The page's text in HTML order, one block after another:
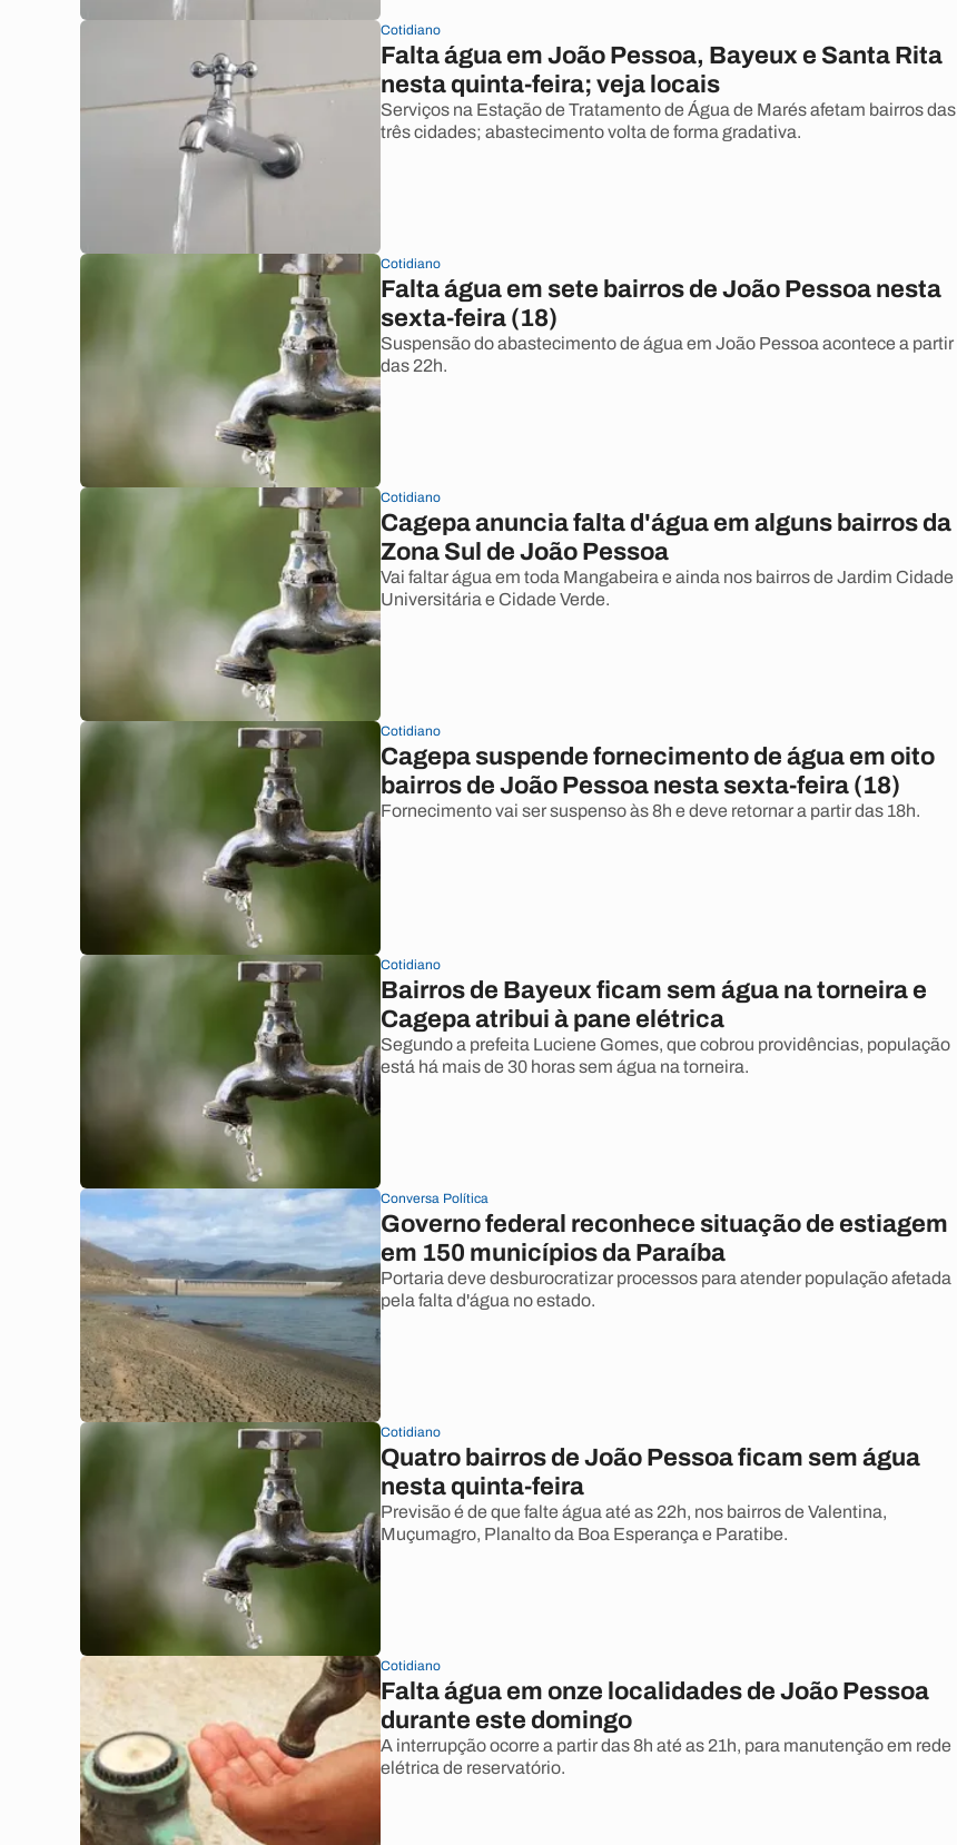
Cotidiano
Falta água em João Pessoa, Bayeux e Santa Rita
nesta quinta-feira; veja locais
Serviços na Estação de Tratamento de Água de Marés afetam bairros das
três cidades; abastecimento volta de forma gradativa.
Cotidiano
Falta água em sete bairros de João Pessoa nesta
sexta-feira (18)
Suspensão do abastecimento de água em João Pessoa acontece a partir
das 22h.
Cotidiano
Cagepa anuncia falta d'água em alguns bairros da
Zona Sul de João Pessoa
Vai faltar água em toda Mangabeira e ainda nos bairros de Jardim Cidade
Universitária e Cidade Verde.
Cotidiano
Cagepa suspende fornecimento de água em oito
bairros de João Pessoa nesta sexta-feira (18)
Fornecimento vai ser suspenso às 8h e deve retornar a partir das 18h.
Cotidiano
Bairros de Bayeux ficam sem água na torneira e
Cagepa atribui à pane elétrica
Segundo a prefeita Luciene Gomes, que cobrou providências, população
está há mais de 30 horas sem água na torneira.
Conversa Política
Governo federal reconhece situação de estiagem
em 150 municípios da Paraíba
Portaria deve desburocratizar processos para atender população afetada
pela falta d'água no estado.
Cotidiano
Quatro bairros de João Pessoa ficam sem água
nesta quinta-feira
Previsão é de que falte água até as 22h, nos bairros de Valentina,
Muçumagro, Planalto da Boa Esperança e Paratibe.
Cotidiano
Falta água em onze localidades de João Pessoa
durante este domingo
A interrupção ocorre a partir das 8h até as 21h, para manutenção em rede
elétrica de reservatório.